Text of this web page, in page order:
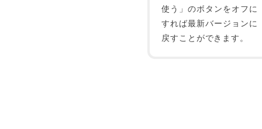
使う」のボタンをオフに
すれば最新バージョンに
戻すことができます。